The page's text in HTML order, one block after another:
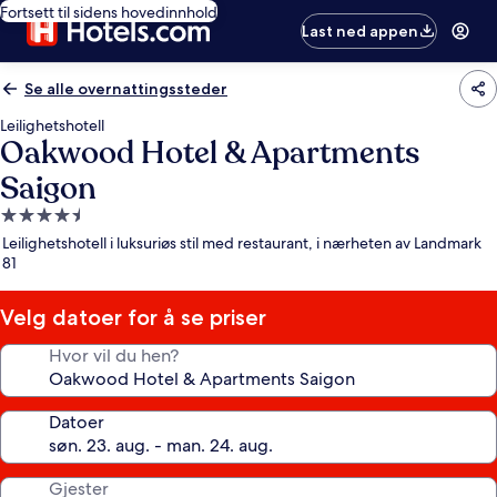
Fortsett til sidens hovedinnhold
Last ned appen
Se alle overnattingssteder
Leilighetshotell
Oakwood Hotel & Apartments
Saigon
Overnattingssted
med
4.5
stjerner
Leilighetshotell i luksuriøs stil med restaurant, i nærheten av Landmark
81
Velg datoer for å se priser
Hvor vil du hen?
Datoer
Gjester